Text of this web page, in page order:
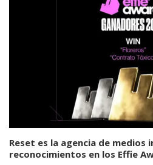
Reset es la agencia de medios
reconocimientos en los Effie